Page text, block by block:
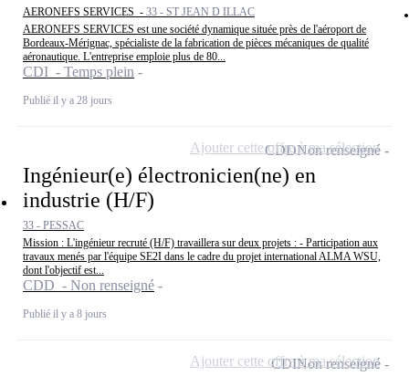
AERONEFS SERVICES - 33 - ST JEAN D ILLAC
AERONEFS SERVICES est une société dynamique située près de l'aéroport de
Bordeaux-Mérignac, spécialiste de la fabrication de pièces mécaniques de qualité
aéronautique. L'entreprise emploie plus de 80...
CDI - Temps plein
Publié il y a 28 jours
Ingénieur(e) électronicien(ne) en
industrie (H/F)
33 - PESSAC
Mission : L'ingénieur recruté (H/F) travaillera sur deux projets : - Participation aux
travaux menés par l'équipe SE2I dans le cadre du projet international ALMA WSU,
dont l'objectif est...
CDD - Non renseigné
Publié il y a 8 jours
CDDNon renseigné
Ajouter cette offre à ma sélection
CDINon renseigné
Ajouter cette offre à ma sélection